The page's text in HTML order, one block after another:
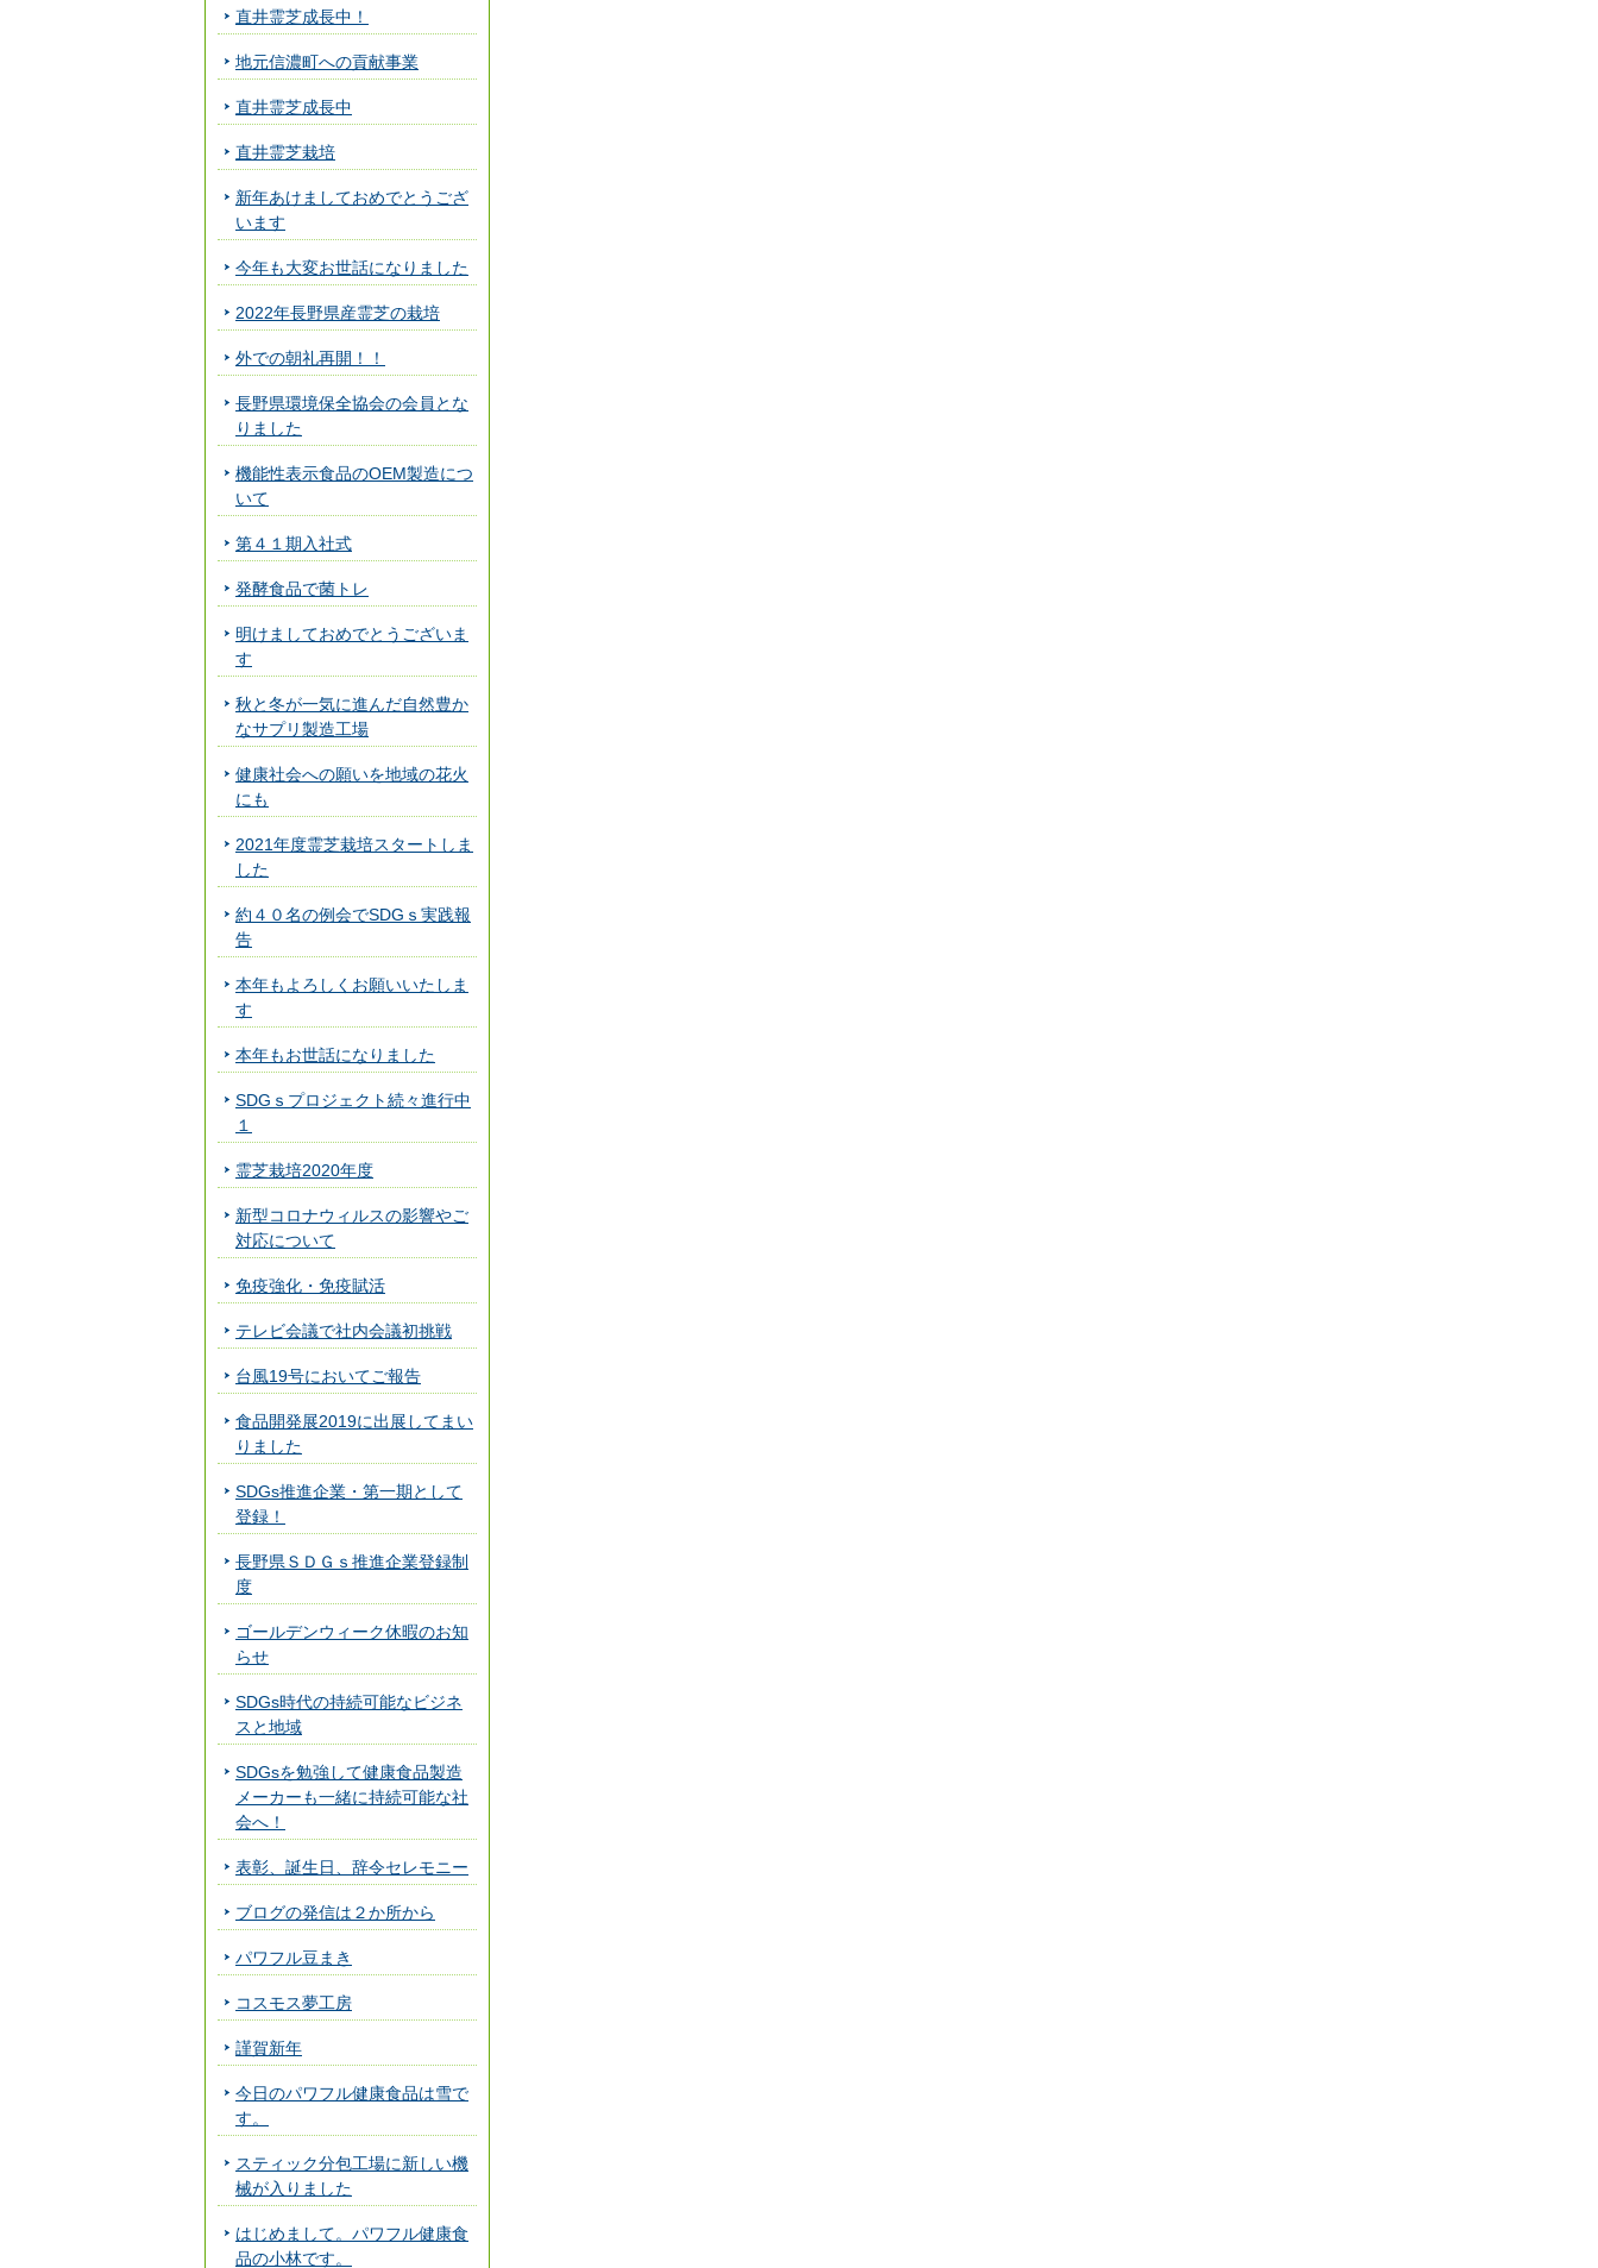
直井霊芝成長中！
地元信濃町への貢献事業
直井霊芝成長中
直井霊芝栽培
新年あけましておめでとうござ
います
今年も大変お世話になりました
2022年長野県産霊芝の栽培
外での朝礼再開！！
長野県環境保全協会の会員とな
りました
機能性表示食品のOEM製造につ
いて
第４１期入社式
発酵食品で菌トレ
明けましておめでとうございま
す
秋と冬が一気に進んだ自然豊か
なサプリ製造工場
健康社会への願いを地域の花火
にも
2021年度霊芝栽培スタートしま
した
約４０名の例会でSDGｓ実践報
告
本年もよろしくお願いいたしま
す
本年もお世話になりました
SDGｓプロジェクト続々進行中
１
霊芝栽培2020年度
新型コロナウィルスの影響やご
対応について
免疫強化・免疫賦活
テレビ会議で社内会議初挑戦
台風19号においてご報告
食品開発展2019に出展してまい
りました
SDGs推進企業・第一期として
登録！
長野県ＳＤＧｓ推進企業登録制
度
ゴールデンウィーク休暇のお知
らせ
SDGs時代の持続可能なビジネ
スと地域
SDGsを勉強して健康食品製造
メーカーも一緒に持続可能な社
会へ！
表彰、誕生日、辞令セレモニー
ブログの発信は２か所から
パワフル豆まき
コスモス夢工房
謹賀新年
今日のパワフル健康食品は雪で
す。
スティック分包工場に新しい機
械が入りました
はじめまして。パワフル健康食
品の小林です。